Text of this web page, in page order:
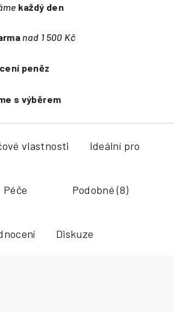
každý den
nad 1 500 Kč
peněz
s výběrem
vlastnosti Ideální pro
Péče Podobné (8)
Diskuze